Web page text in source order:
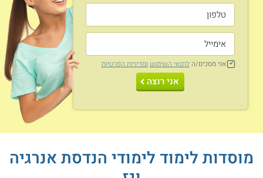
מערכות התמרת
אנרגיה
טיפול ועיבוד גז
בטיחות וחיסכון אנרגטי אגירה ואחסון גז
תהליכי שאיבה
אני מסכים/הלתנאי השימוש ומדיניות הפרטיות
אני רוצה
מוסדות לימוד לימודי הנדסת אנרגיה